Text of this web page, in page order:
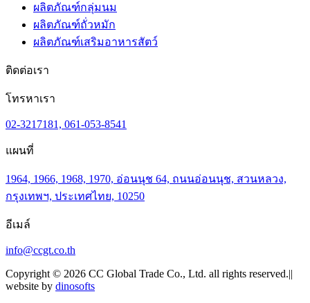
ผลิตภัณฑ์กลุ่มนม
ผลิตภัณฑ์ถั่วหมัก
ผลิตภัณฑ์เสริมอาหารสัตว์
ติดต่อเรา
โทรหาเรา
02-3217181, 061-053-8541
แผนที่
1964, 1966, 1968, 1970, อ่อนนุช 64, ถนนอ่อนนุช, สวนหลวง,
กรุงเทพฯ, ประเทศไทย, 10250
อีเมล์
info@ccgt.co.th
Copyright © 2026 CC Global Trade Co., Ltd. all rights reserved.||
website by dinosofts